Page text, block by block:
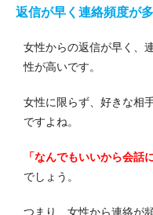
返信が早く連絡頻度が
女性からの返信が早く、
性が高いです。
女性に限らず、好きな相
ですよね。
「なんでもいいから会話
でしょう。
つまり、女性から連絡が